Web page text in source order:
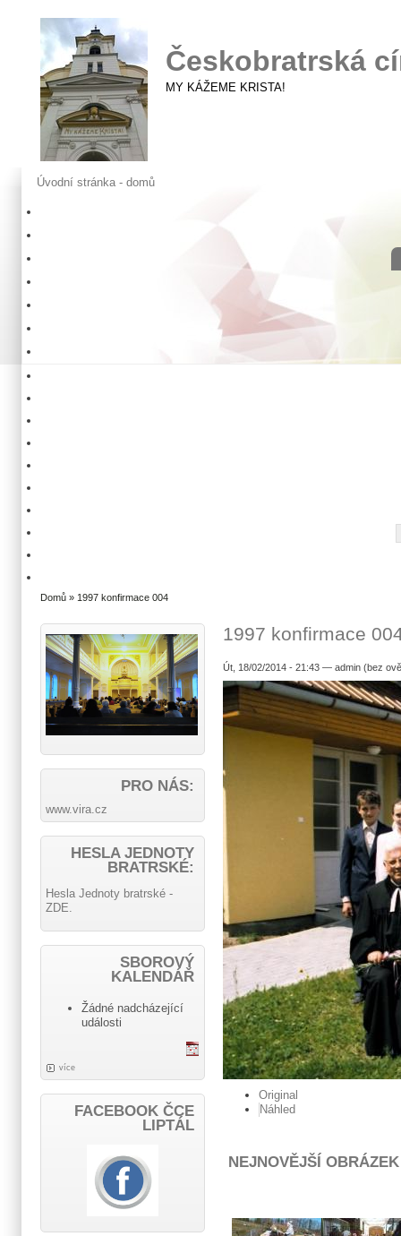
Českobratrská
MY KÁŽEME KRISTA!
Úvodní stránka - domů
Domů » 1997 konfirmace 004
1997 konfirmace
Út, 18/02/2014 - 21:43 — admin (bez
Original
Náhled
NEJNOVĚJŠÍ OBRÁZEK
PRO NÁS:
www.vira.cz
HESLA JEDNOTY
BRATRSKÉ:
Hesla Jednoty bratrské -
ZDE.
SBOROVÝ
KALENDÁŘ
Žádné nadcházející
události
více
FACEBOOK ČCE
LIPTÁL